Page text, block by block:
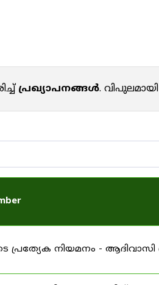
പ്രഖ്യാപനങ്ങൾ.
പ്രത്യേക നിയമനം - ആദിവാസി